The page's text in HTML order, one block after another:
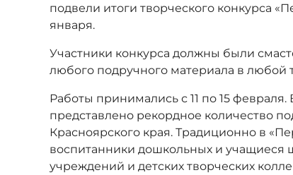
подвели итоги творческого конкурса
января.
Участники конкурса должны были
любого подручного материала в любой
Работы принимались с 11 по 15
представлено рекордное количество
Красноярского края. Традиционно в
воспитанники дошкольных и учащиеся
учреждений и детских творческих